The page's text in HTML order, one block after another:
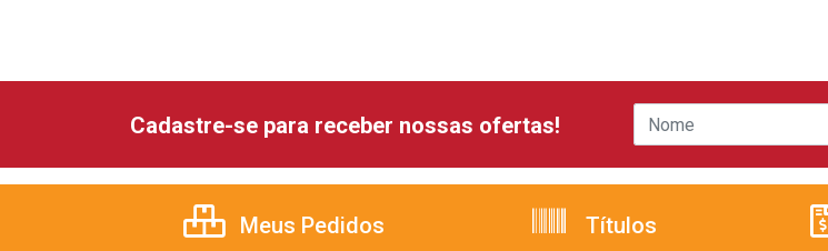
Cadastre-se para receber nossas ofertas!
Meus Pedidos Títulos